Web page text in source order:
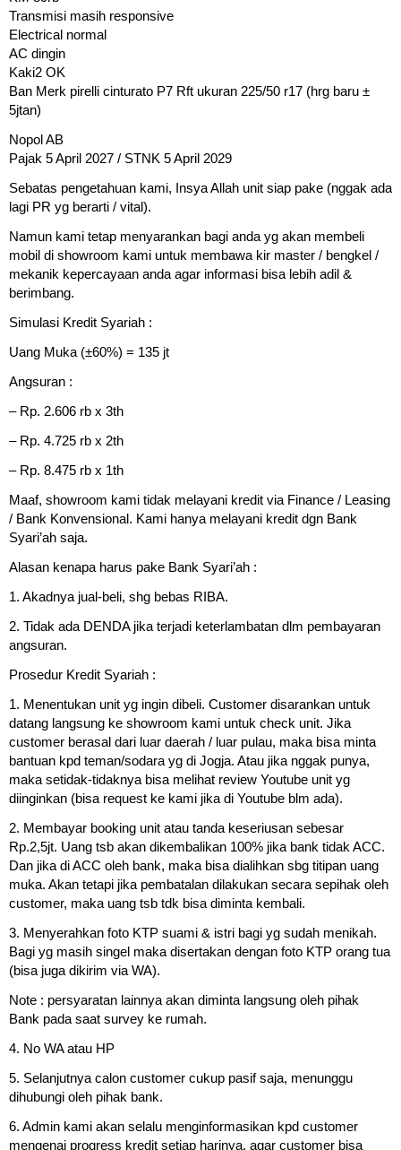
Transmisi masih responsive
Electrical normal
AC dingin
Kaki2 OK
Ban Merk pirelli cinturato P7 Rft ukuran 225/50 r17 (hrg baru ±
5jtan)
Nopol AB
Pajak 5 April 2027 / STNK 5 April 2029
Sebatas pengetahuan kami, Insya Allah unit siap pake (nggak ada
lagi PR yg berarti / vital).
Namun kami tetap menyarankan bagi anda yg akan membeli
mobil di showroom kami untuk membawa kir master / bengkel /
mekanik kepercayaan anda agar informasi bisa lebih adil &
berimbang.
Simulasi Kredit Syariah :
Uang Muka (±60%) = 135 jt
Angsuran :
– Rp. 2.606 rb x 3th
– Rp. 4.725 rb x 2th
– Rp. 8.475 rb x 1th
Maaf, showroom kami tidak melayani kredit via Finance / Leasing
/ Bank Konvensional. Kami hanya melayani kredit dgn Bank
Syari’ah saja.
Alasan kenapa harus pake Bank Syari’ah :
1. Akadnya jual-beli, shg bebas RIBA.
2. Tidak ada DENDA jika terjadi keterlambatan dlm pembayaran
angsuran.
Prosedur Kredit Syariah :
1. Menentukan unit yg ingin dibeli. Customer disarankan untuk
datang langsung ke showroom kami untuk check unit. Jika
customer berasal dari luar daerah / luar pulau, maka bisa minta
bantuan kpd teman/sodara yg di Jogja. Atau jika nggak punya,
maka setidak-tidaknya bisa melihat review Youtube unit yg
diinginkan (bisa request ke kami jika di Youtube blm ada).
2. Membayar booking unit atau tanda keseriusan sebesar
Rp.2,5jt. Uang tsb akan dikembalikan 100% jika bank tidak ACC.
Dan jika di ACC oleh bank, maka bisa dialihkan sbg titipan uang
muka. Akan tetapi jika pembatalan dilakukan secara sepihak oleh
customer, maka uang tsb tdk bisa diminta kembali.
3. Menyerahkan foto KTP suami & istri bagi yg sudah menikah.
Bagi yg masih singel maka disertakan dengan foto KTP orang tua
(bisa juga dikirim via WA).
Note : persyaratan lainnya akan diminta langsung oleh pihak
Bank pada saat survey ke rumah.
4. No WA atau HP
5. Selanjutnya calon customer cukup pasif saja, menunggu
dihubungi oleh pihak bank.
6. Admin kami akan selalu menginformasikan kpd customer
mengenai progress kredit setiap harinya, agar customer bisa